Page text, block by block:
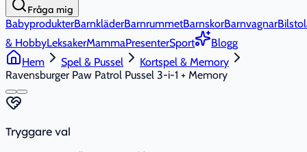
Fråga mig
BabyprodukterBarnkläderBarnrummetBarnskorBarnvagnar
& HobbyLeksakerMammaPresenterSport
Blogg
Hem
Spel & Pussel
Kortspel & Memory
Ravensburger Paw Patrol Pussel 3-i-1 + Memory
Tryggare val